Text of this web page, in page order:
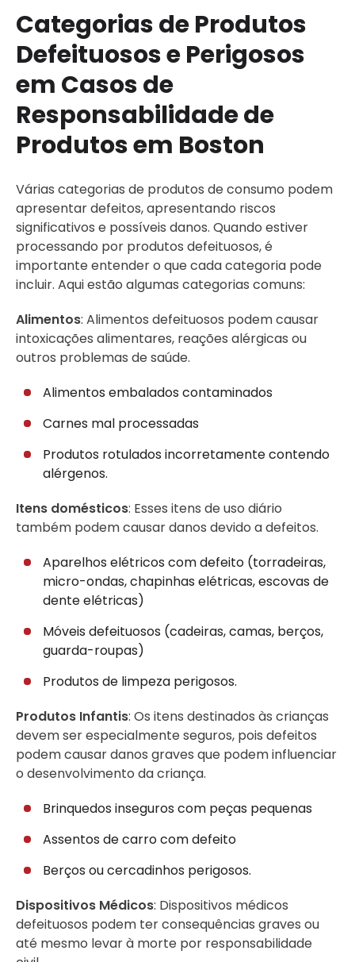
Categorias de Produtos
Defeituosos e Perigosos
em Casos de
Responsabilidade de
Produtos em Boston
Várias categorias de produtos de consumo podem
apresentar defeitos, apresentando riscos
significativos e possíveis danos. Quando estiver
processando por produtos defeituosos, é
importante entender o que cada categoria pode
incluir. Aqui estão algumas categorias comuns:
Alimentos: Alimentos defeituosos podem causar
intoxicações alimentares, reações alérgicas ou
outros problemas de saúde.
Alimentos embalados contaminados
Carnes mal processadas
Produtos rotulados incorretamente contendo
alérgenos.
Itens domésticos: Esses itens de uso diário
também podem causar danos devido a defeitos.
Aparelhos elétricos com defeito (torradeiras,
micro-ondas, chapinhas elétricas, escovas de
dente elétricas)
Móveis defeituosos (cadeiras, camas, berços,
guarda-roupas)
Produtos de limpeza perigosos.
Produtos Infantis: Os itens destinados às crianças
devem ser especialmente seguros, pois defeitos
podem causar danos graves que podem influenciar
o desenvolvimento da criança.
Brinquedos inseguros com peças pequenas
Assentos de carro com defeito
Berços ou cercadinhos perigosos.
Dispositivos Médicos: Dispositivos médicos
defeituosos podem ter consequências graves ou
até mesmo levar à morte por responsabilidade